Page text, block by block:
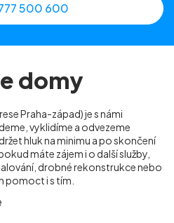
500 600
domy
Praha-západ) je s námi
vyklidíme a odvezeme
hluk na minimu a po skončení
máte zájem i o další služby,
drobné rekonstrukce nebo
pomoct i s tím.